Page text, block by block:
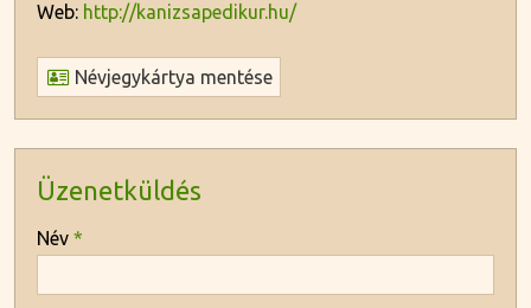
Web: http://kanizsapedikur.hu/
Névjegykártya mentése
Üzenetküldés
Név *